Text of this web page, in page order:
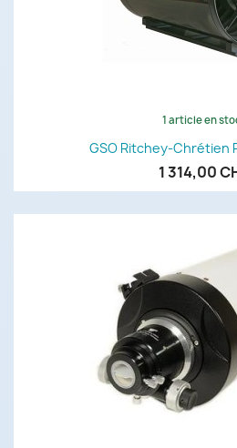
1 article en
GSO Ritchey-Chrétien
1 314,00